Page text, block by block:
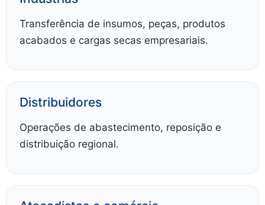
Transferência de insumos, peças, produtos
acabados e cargas secas empresariais.
Distribuidores
Operações de abastecimento, reposição e
distribuição regional.